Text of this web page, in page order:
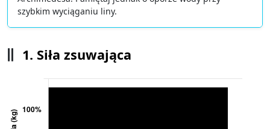
szybkim wyciąganiu liny.
1. Siła zsuwająca